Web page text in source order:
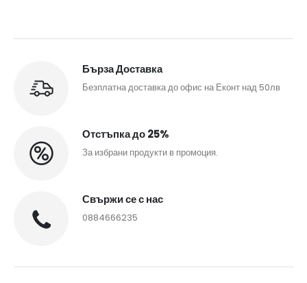
Бърза Доставка
Безплатна доставка до офис на Еконт над 50лв
Отстъпка до 25%
За избрани продукти в промоция.
Свържи се с нас
0884666235